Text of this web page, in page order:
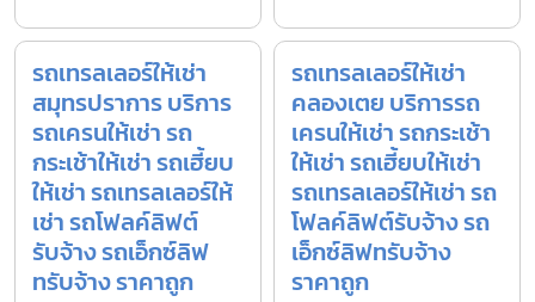
รถเทรลเลอร์ให้เช่า
สมุทรปราการ บริการ
รถเครนให้เช่า รถ
กระเช้าให้เช่า รถเฮี้ยบ
ให้เช่า รถเทรลเลอร์ให้
เช่า รถโฟลค์ลิฟต์
รับจ้าง รถเอ็กซ์ลิฟ
ทรับจ้าง ราคาถูก
รถเทรลเลอร์ให้เช่า
คลองเตย บริการรถ
เครนให้เช่า รถกระเช้า
ให้เช่า รถเฮี้ยบให้เช่า
รถเทรลเลอร์ให้เช่า รถ
โฟลค์ลิฟต์รับจ้าง รถ
เอ็กซ์ลิฟทรับจ้าง
ราคาถูก